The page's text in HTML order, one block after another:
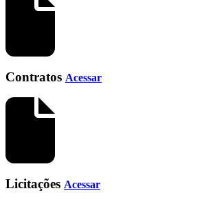
Contratos Acessar
Licitações Acessar